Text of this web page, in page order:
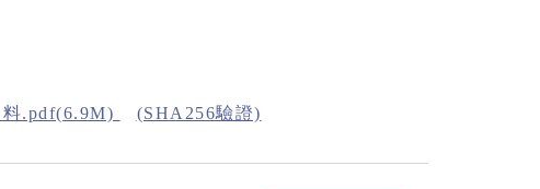
料.pdf(6.9M) (SHA256驗證)